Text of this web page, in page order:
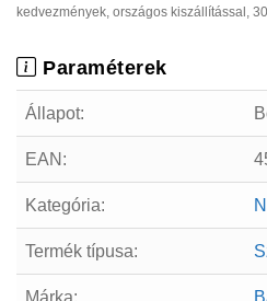
kedvezmények, országos kiszállítással,
Paraméterek
Állapot:
EAN:
Kategória:
Termék típusa:
Márka: